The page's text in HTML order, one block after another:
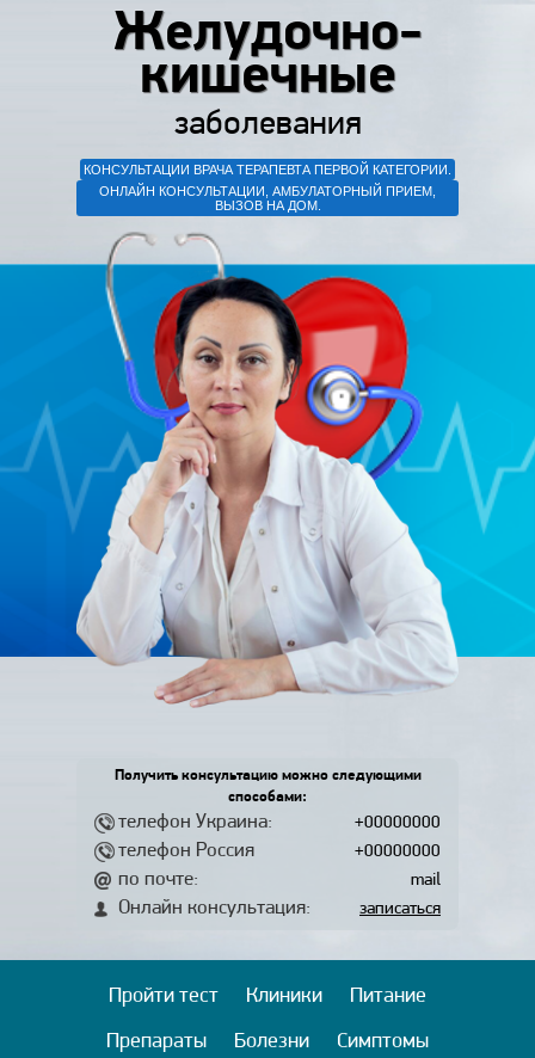
Желудочно-
кишечные
заболевания
КОНСУЛЬТАЦИИ ВРАЧА ТЕРАПЕВТА ПЕРВОЙ КАТЕГОРИИ.
ОНЛАЙН КОНСУЛЬТАЦИИ, АМБУЛАТОРНЫЙ ПРИЕМ,
ВЫЗОВ НА ДОМ.
Получить консультацию можно следующими
способами:
телефон Украина: +00000000
телефон Россия +00000000
по почте: mail
Онлайн консультация: записаться
Пройти тест Клиники
Питание
Препараты
Болезни
Симптомы